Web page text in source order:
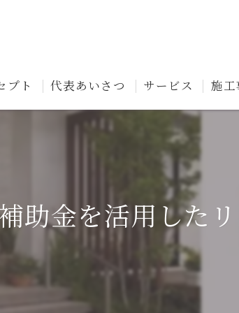
プト 代表あいさつ サービス 施工
助金を活用した